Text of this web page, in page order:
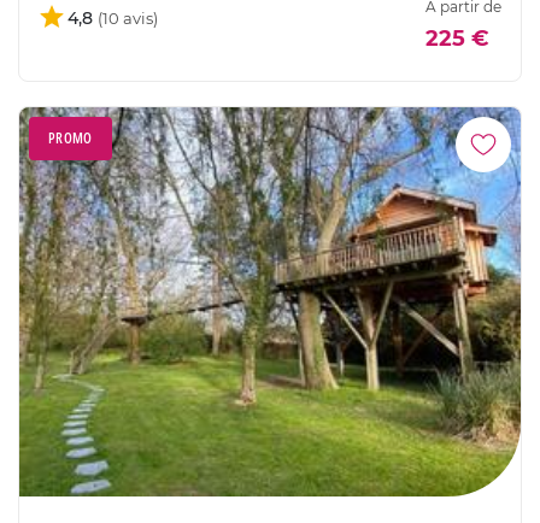
4,8
À partir de
225 €
PROMO